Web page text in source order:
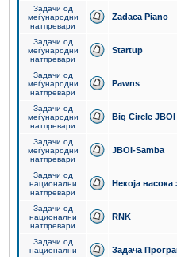
Задачи од
меѓународни
натпревари
Zadaca Piano
Задачи од
меѓународни
натпревари
Startup
Задачи од
меѓународни
натпревари
Pawns
Задачи од
меѓународни
натпревари
Big Circle JBOI
Задачи од
меѓународни
натпревари
JBOI-Samba
Задачи од
национални
натпревари
Некоја
Задачи од
национални
натпревари
RNK
Задачи од
национални
Задача